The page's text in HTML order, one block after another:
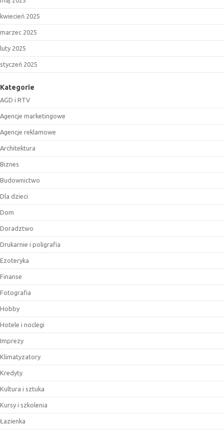
kwiecień 2025
marzec 2025
luty 2025
styczeń 2025
Kategorie
AGD i RTV
Agencje marketingowe
Agencje reklamowe
Architektura
Biznes
Budownictwo
Dla dzieci
Dom
Doradztwo
Drukarnie i poligrafia
Ezoteryka
Finanse
Fotografia
Hobby
Hotele i noclegi
Imprezy
Klimatyzatory
Kredyty
Kultura i sztuka
Kursy i szkolenia
Łazienka